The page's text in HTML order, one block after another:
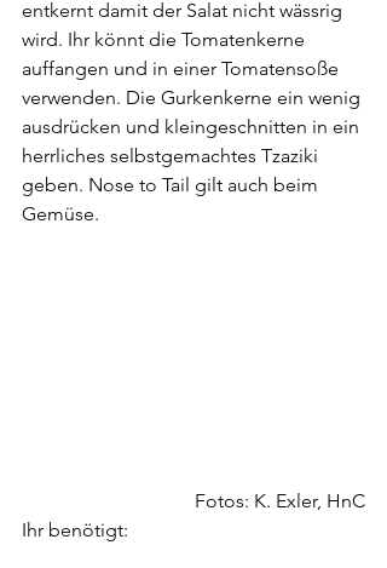
entkernt damit der Salat nicht wässrig
wird. Ihr könnt die Tomatenkerne
auffangen und in einer Tomatensoße
verwenden. Die Gurkenkerne ein wenig
ausdrücken und kleingeschnitten in ein
herrliches selbstgemachtes Tzaziki
geben. Nose to Tail gilt auch beim
Gemüse.
Fotos: K. Exler, HnC
Ihr benötigt: